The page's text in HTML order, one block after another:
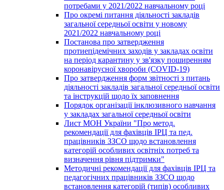
потребами у 2021/2022 навчальному році
Про окремі питання діяльності закладів
загальної середньої освіти у новому
2021/2022 навчальному році
Постанова про затвердження
протиепідемічних заходів у закладах освіти
на період карантину у зв'язку поширенням
коронавірусної хвороби (COVID-19)
Про затвердження форм звітності з питань
діяльності закладів загальної середньої освіти
та інструкцій щодо їх заповнення
Порядок організації інклюзивного навчання
у закладах загальної середньої освіти
Лист МОН України "Про метод.
рекомендації для фахівців ІРЦ та пед.
працівників ЗЗСО щодо встановлення
категорій особливих освітніх потреб та
визначення рівня підтримки"
Методичні рекомендації для фахівців ІРЦ та
педагогічних працівників ЗЗСО щодо
встановлення категорій (типів) особливих